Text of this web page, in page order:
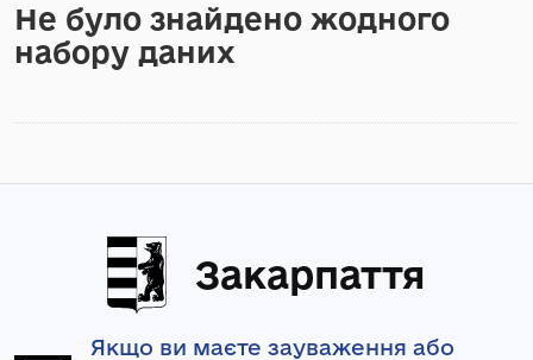
Не було знайдено жодного
набору даних
Закарпаття
Якщо ви маєте зауваження або